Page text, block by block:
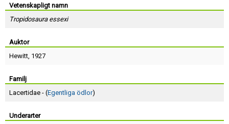
Vetenskapligt namn
Tropidosaura essexi
Auktor
Hewitt, 1927
Familj
Lacertidae - (Egentliga ödlor)
Underarter
Lösenord:
Terms of Service